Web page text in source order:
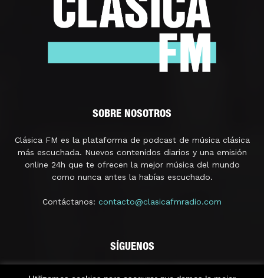
SOBRE NOSOTROS
Clásica FM es la plataforma de podcast de música clásica
más escuchada. Nuevos contenidos diarios y una emisión
online 24h que te ofrecen la mejor música del mundo
como nunca antes la habías escuchado.
Contáctanos: contacto@clasicafmradio.com
SÍGUENOS